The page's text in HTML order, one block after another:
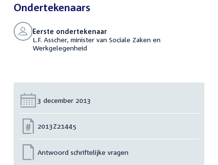
Ondertekenaars
Eerste ondertekenaar
L.F. Asscher, minister van Sociale Zaken en
Werkgelegenheid
Datum:
3 december 2013
Nummer:
2013Z21445
Antwoord schriftelijke vragen